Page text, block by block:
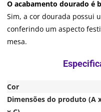
O acabamento dourado é
Sim, a cor dourada possui
conferindo um aspecto
mesa.
Cor
Dimensões do produto (A